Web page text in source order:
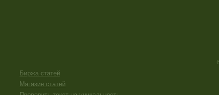
Биржа статей
Магазин статей